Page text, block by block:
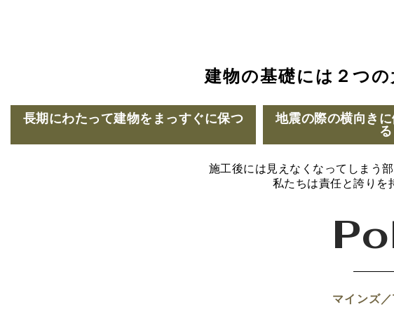
建物の基礎には２つの
長期にわたって建物をまっすぐに保つ
地震の際の横向き
る
施工後には見えなくなってしまう
私たちは責任と誇りを
マインズ